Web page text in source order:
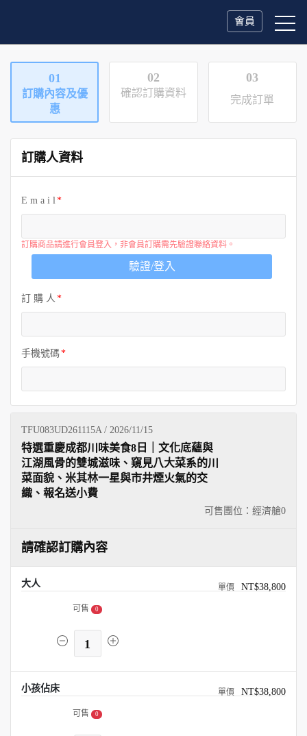
會員
01
訂購內容及優
惠
02
確認訂購資料
03
完成訂單
訂購人資料
E m a i l
訂購商品請進行會員登入，非會員訂購需先驗證聯絡資料。
驗證/登入
訂 購 人
手機號碼
TFU083UD261115A / 2026/11/15
可售團位：經濟艙0
特選重慶成都川味美食8日｜文化底蘊與
江湖風骨的雙城滋味、窺見八大菜系的川
菜面貌、米其林一星與市井煙火氣的交
織、報名送小費
請確認訂購內容
大人 NT$38,800
可售 0
1
小孩佔床 NT$38,800
可售 0